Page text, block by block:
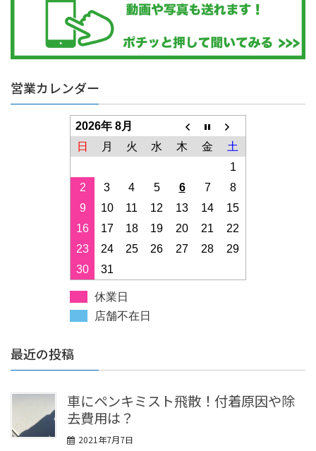
営業カレンダー
2026年 8月
日
月 火 水 木 金
土
1
2
3 4 5 6 7
8
9
10 11 12 13 14
15
16
17 18 19 20 21
22
23
24 25 26 27 28
29
30
31
休業日
店舗不在日
最近の投稿
車にペンキミスト飛散！付着原因や除
去費用は？
2021年7月7日